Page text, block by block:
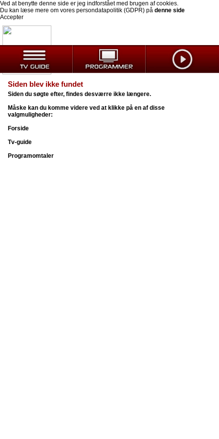
Ved at benytte denne side er jeg indforstået med brugen af cookies.
Du kan læse mere om vores persondatapolitik (GDPR) på denne side
Accepter
Siden blev ikke fundet
Siden du søgte efter, findes desværre ikke længere.
Måske kan du komme videre ved at klikke på en af disse
valgmuligheder:
Forside
Tv-guide
Programomtaler